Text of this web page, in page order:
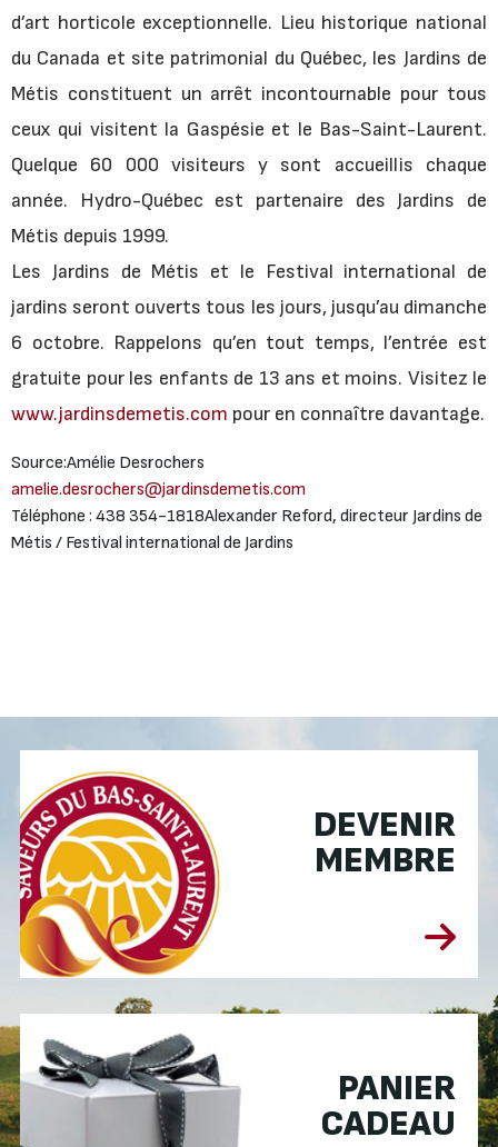
d’art horticole exceptionnelle. Lieu historique national
du Canada et site patrimonial du Québec, les Jardins de
Métis constituent un arrêt incontournable pour tous
ceux qui visitent la Gaspésie et le Bas-Saint-Laurent.
Quelque 60 000 visiteurs y sont accueillis chaque
année. Hydro-Québec est partenaire des Jardins de
Métis depuis 1999.
Les Jardins de Métis et le Festival international de
jardins seront ouverts tous les jours, jusqu’au dimanche
6 octobre. Rappelons qu’en tout temps, l’entrée est
gratuite pour les enfants de 13 ans et moins. Visitez le
www.jardinsdemetis.com pour en connaître davantage.
Source:Amélie Desrochers
amelie.desrochers@jardinsdemetis.com
Téléphone : 438 354-1818Alexander Reford, directeur Jardins de
Métis / Festival international de Jardins
DEVENIR
MEMBRE
PANIER
CADEAU